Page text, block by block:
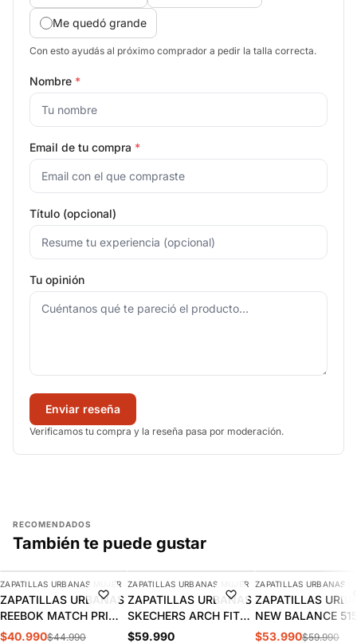
Me quedó grande
Con esto ayudás al próximo comprador a pedir la talla correcta.
Nombre *
Email de tu compra *
Título (opcional)
Tu opinión
Enviar reseña
Verificamos tu compra y la reseña pasa por moderación.
RECOMENDADOS
También te puede gustar
-9%
AGREGAR
ZAPATILLAS URBANAS MUJER
ZAPATILLAS URBANAS
REEBOK MATCH PRIME
V2 MUJER | 100261905
$40.990$44.990
AGREGAR
ZAPATILLAS URBANAS MUJER
ZAPATILLAS URBANAS
SKECHERS ARCH FIT
2.0 MUJER | 150051-
$59.990
-10%
ZAPATILLAS URBANAS
ZAPATILLAS
NEW BALANCE 515
MUJER |
$53.990$59.990